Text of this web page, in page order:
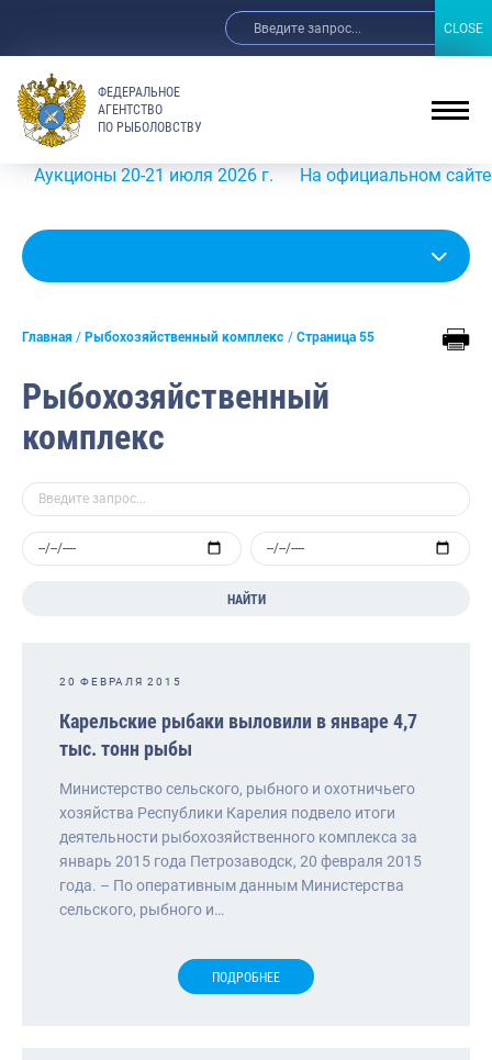
ФЕДЕРАЛЬНОЕ
АГЕНТСТВО
ПО РЫБОЛОВСТВУ
20-21 июля 2026 г. На официальном сайте
Главная Рыбохозяйственный комплекс Страница 55
Рыбохозяйственный
комплекс
НАЙТИ
20 ФЕВРАЛЯ 2015
Карельские рыбаки выловили в январе 4,7
тыс. тонн рыбы
Министерство сельского, рыбного и охотничьего
хозяйства Республики Карелия подвело итоги
деятельности рыбохозяйственного комплекса за
январь 2015 года Петрозаводск, 20 февраля 2015
года. – По оперативным данным Министерства
сельского, рыбного и…
ПОДРОБНЕЕ
CLOSE
CLOSE